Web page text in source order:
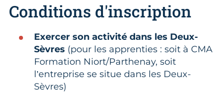
Conditions d'inscription
Exercer son activité dans les Deux-
Sèvres (pour les apprenties : soit à CMA
Formation Niort/Parthenay, soit
l’entreprise se situe dans les Deux-
Sèvres)